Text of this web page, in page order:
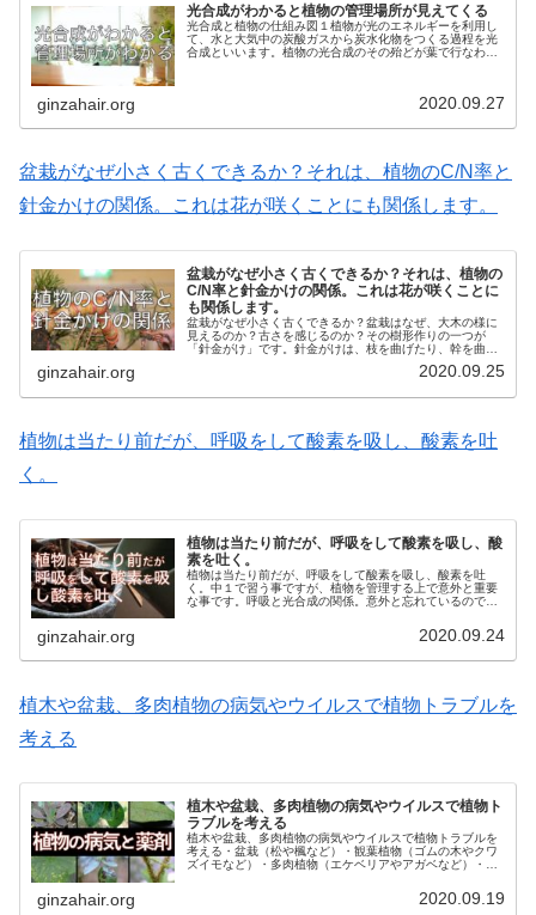
光合成がわかると植物の管理場所が見えてくる
光合成と植物の仕組み図１植物が光のエネルギーを利用し
て、水と大気中の炭酸ガスから炭水化物をつくる過程を光
合成といいます。植物の光合成のその殆どが葉で行なわれ
ginzahair.org 2020.09.27
盆栽がなぜ小さく古くできるか？それは、植物のC/N率と
針金かけの関係。これは花が咲くことにも関係します。
盆栽がなぜ小さく古くできるか？それは、植物の
C/N率と針金かけの関係。これは花が咲くことに
も関係します。
盆栽がなぜ小さく古くできるか？盆栽はなぜ、大木の様に
見えるのか？古さを感じるのか？その樹形作りの一つが
「針金がけ」です。針金がけは、枝を曲げたり、幹を曲げ
ginzahair.org 2020.09.25
植物は当たり前だが、呼吸をして酸素を吸し、酸素を吐
く。
植物は当たり前だが、呼吸をして酸素を吸し、酸
素を吐く。
植物は当たり前だが、呼吸をして酸素を吸し、酸素を吐
く。中１で習う事ですが、植物を管理する上で意外と重要
な事です。呼吸と光合成の関係。意外と忘れているのでお
ginzahair.org 2020.09.24
植木や盆栽、多肉植物の病気やウイルスで植物トラブルを
考える
植木や盆栽、多肉植物の病気やウイルスで植物ト
ラブルを考える
植木や盆栽、多肉植物の病気やウイルスで植物トラブルを
考える・盆栽（松や楓など）・観葉植物（ゴムの木やクワ
ズイモなど）・多肉植物（エケベリアやアガベなど）・塊
ginzahair.org 2020.09.19